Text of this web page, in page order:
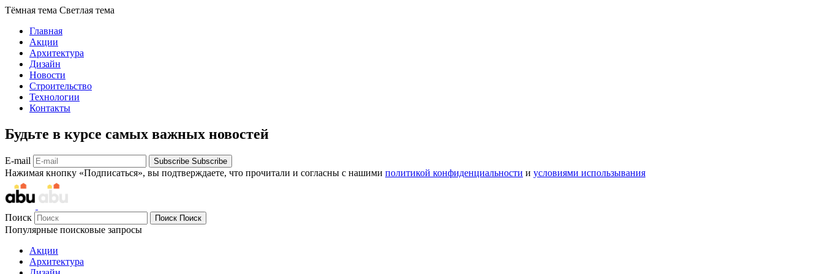
Тёмная тема Светлая тема
Главная
Акции
Архитектура
Дизайн
Новости
Строительство
Технологии
Контакты
Будьте в курсе самых важных новостей
E-mail Subscribe Subscribe
Нажимая кнопку «Подписаться», вы подтверждаете, что прочитали и согласны с нашими политикой конфиденциальности и условиями использывания
Поиск Поиск Поиск
Популярные поисковые запросы
Акции
Архитектура